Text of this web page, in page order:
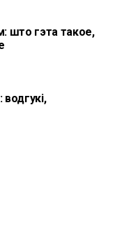
што гэта такое,